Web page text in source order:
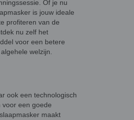
Of je nu
is jouw ideale
profiteren van de
nu zelf het
voor een betere
welzijn.
ook een technologisch
voor een goede
maakt